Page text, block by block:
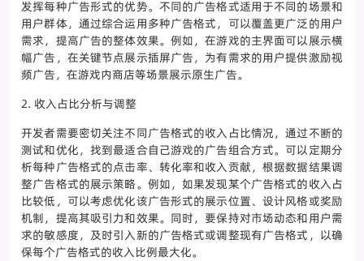
发挥每种广告形式的优势。不同的广告格式适用于不同的场景和
用户群体，通过综合运用多种广告格式，可以覆盖更广泛的用户
需求，提高广告的整体效果。例如，在游戏的主界面可以展示横
幅广告，在关键节点展示插屏广告，为有需求的用户提供激励视
频广告，在游戏内商店等场景展示原生广告。
2. 收入占比分析与调整
开发者需要密切关注不同广告格式的收入占比情况，通过不断的
测试和优化，找到最适合自己游戏的广告组合方式。可以定期分
析每种广告格式的点击率、转化率和收入贡献，根据数据结果调
整广告格式的展示策略。例如，如果发现某个广告格式的收入占
比较低，可以考虑优化该广告形式的展示位置、设计风格或奖励
机制，提高其吸引力和效果。同时，要保持对市场动态和用户需
求的敏感度，及时引入新的广告格式或调整现有广告格式，以确
保每个广告格式的收入比例最大化。